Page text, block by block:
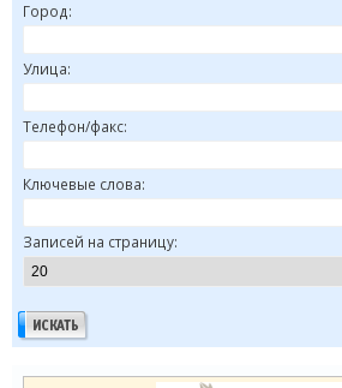
Город:
Улица:
Телефон/факс:
Ключевые слова:
Записей на страницу: